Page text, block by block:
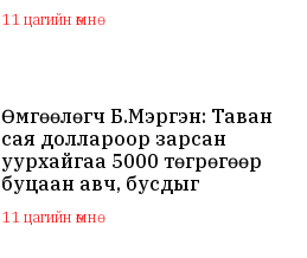
11 цагийн өмнө
Өмгөөлөгч Б.Мэргэн: Таван
сая доллароор зарсан
уурхайгаа 5000 төгрөгөөр
буцаан авч, бусдыг
залилсан Ө.Ганзоригийн
өмгөөлөгч ёс зүйгүйгээр
11 цагийн өмнө